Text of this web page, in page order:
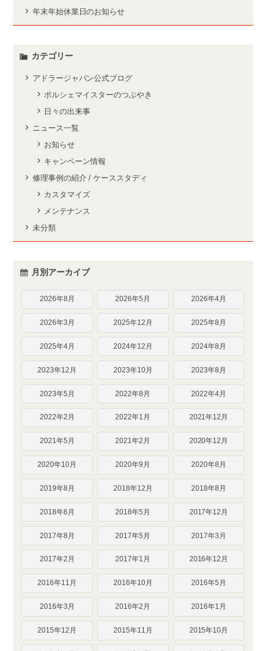
年末年始休業日のお知らせ
カテゴリー
アドラージャパン公式ブログ
ポルシェマイスターのつぶやき
日々の出来事
ニュース一覧
お知らせ
キャンペーン情報
修理事例の紹介 / ケーススタディ
カスタマイズ
メンテナンス
未分類
月別アーカイブ
2026年8月 2026年5月 2026年4月
2026年3月 2025年12月 2025年8月
2025年4月 2024年12月 2024年8月
2023年12月 2023年10月 2023年8月
2023年5月 2022年8月 2022年4月
2022年2月 2022年1月 2021年12月
2021年5月 2021年2月 2020年12月
2020年10月 2020年9月 2020年8月
2019年8月 2018年12月 2018年8月
2018年6月 2018年5月 2017年12月
2017年8月 2017年5月 2017年3月
2017年2月 2017年1月 2016年12月
2016年11月 2016年10月 2016年5月
2016年3月 2016年2月 2016年1月
2015年12月 2015年11月 2015年10月